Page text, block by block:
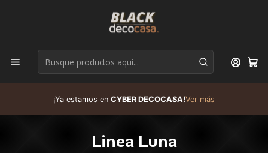
¡Ya estamos en CYBER DECOCASA!Ver más
Linea Luna